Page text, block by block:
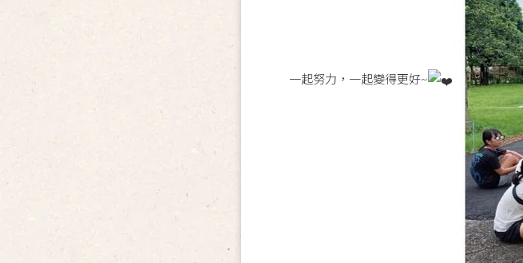
一起努力，一起變得更好~